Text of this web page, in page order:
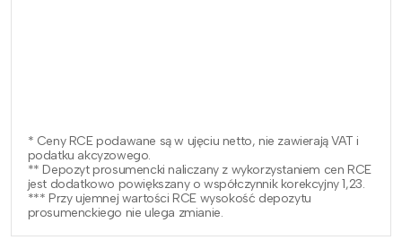
* Ceny RCE podawane są w ujęciu netto, nie zawierają VAT i
podatku akcyzowego.
** Depozyt prosumencki naliczany z wykorzystaniem cen RCE
jest dodatkowo powiększany o współczynnik korekcyjny 1,23.
*** Przy ujemnej wartości RCE wysokość depozytu
prosumenckiego nie ulega zmianie.